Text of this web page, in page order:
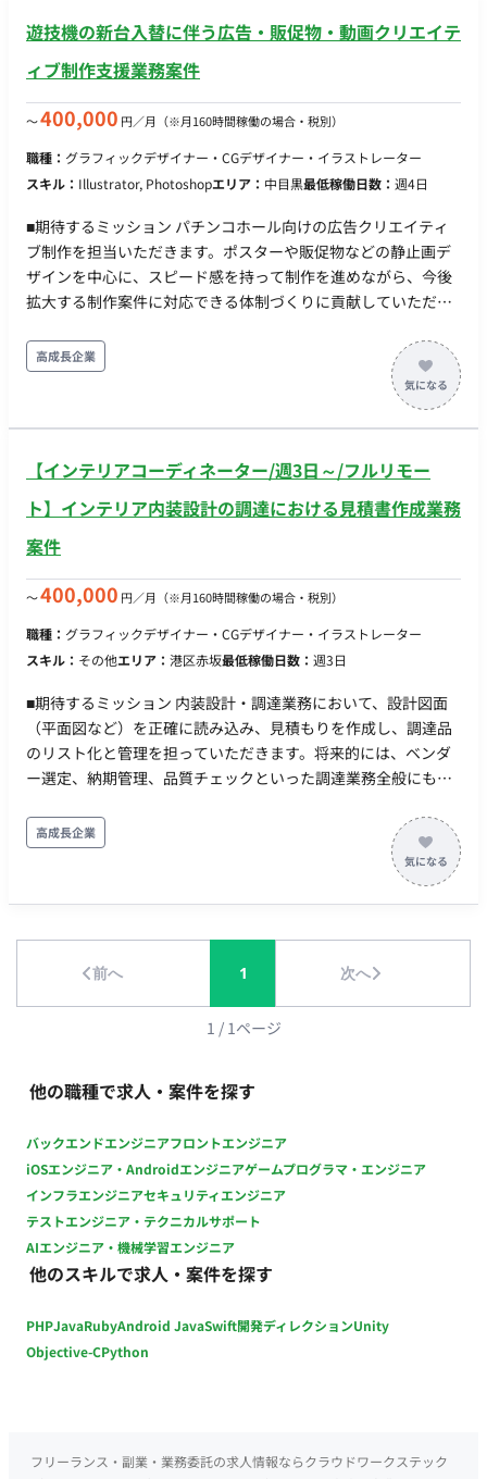
終チェックおよび改善提案 担当工程：設計・実装・テスト
【進行管理・折衝業務】 ・セクションメンバーのスケジュール
調整業務 担当工程：要件定義・保守運用 ■チーム体制 ・アート
環境 プログラミング言語 ・該当なし インフラ ・該当なし ■働
き方 ・稼働量：週5日 ・リモート稼働：一部リモート（週3日出
遊技機の新台入替に伴う広告・販促物・動画クリエイテ
ィブ制作支援業務案件
〜400,000 円／月 （※月160時間稼働の場合・税別）
職種： グラフィックデザイナー・CGデザイナー・イラストレーター
スキル： Illustrator, Photoshopエリア： 中目黒最低稼働日数： 週4日
■期待するミッション パチンコホール向けの広告クリエイティ
ブ制作を担当いただきます。ポスターや販促物などの静止画デ
ザインを中心に、スピード感を持って制作を進めながら、今後
拡大する制作案件に対応できる体制づくりに貢献していただく
ティブ制作】 ・パチンコホール向けポスター制作 ・販促物デザ
イン制作 ・広告バナー制作 ・静止画クリエイティブ制作 【動
画クリエイティブ制作】 ・広告動画制作 ・After Effectsを用い
たアニメーション制作（可能な方歓迎） ■働き方 ・稼働量：週
高成長企業
【インテリアコーディネーター/週3日～/フルリモー
ト】インテリア内装設計の調達における見積書作成業務
案件
〜400,000 円／月 （※月160時間稼働の場合・税別）
職種： グラフィックデザイナー・CGデザイナー・イラストレーター
スキル： その他エリア： 港区赤坂最低稼働日数： 週3日
■期待するミッション 内装設計・調達業務において、設計図面
（平面図など）を正確に読み込み、見積もりを作成し、調達品
のリスト化と管理を担っていただきます。将来的には、ベンダ
ー選定、納期管理、品質チェックといった調達業務全般にも携
です。 ■業務内容 【設計図面読解と見積もり作成サポート】 ・
内装の設計図面（平面図、家具配置図、カーテン、ラグなどの
詳細図面）の正確な読解 ・デザイナーから提供される（家具・
アート・備品）仕様書のリスト化とExcelへの入力 ・調達品の数
調達先（メーカー・業者）の情報収集と整理 ・業者からの見積
もり内容の確認とリストへの反映 ・プロジェクト関連の膨大な
ドキュメント（PDF、Excelなど）の整理・管理 ■働き方 ・月の
17：00の間で稼働いただけると尚可になります。 ※土日休み
※ホテルなどの現場出社も可能です！！
高成長企業
前へ 1 次へ
1 / 1ページ
他の職種で求人・案件を探す
バックエンドエンジニアフロントエンジニア
iOSエンジニア・Androidエンジニアゲームプログラマ・エンジニア
インフラエンジニアセキュリティエンジニア
テストエンジニア・テクニカルサポート
AIエンジニア・機械学習エンジニア
他のスキルで求人・案件を探す
PHPJavaRubyAndroid JavaSwift開発ディレクションUnity
Objective-CPython
フリーランス・副業・業務委託の求人情報ならクラウドワークステック